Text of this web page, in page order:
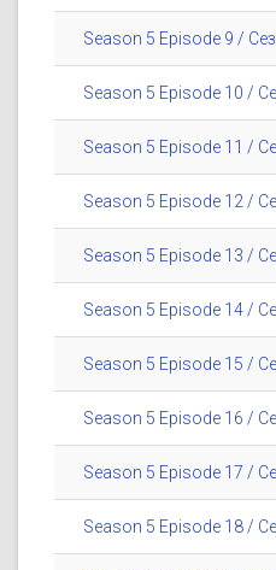
Season 5 Episode 9 /
Season 5 Episode 10 /
Season 5 Episode 11 /
Season 5 Episode 12 /
Season 5 Episode 13 /
Season 5 Episode 14 /
Season 5 Episode 15 /
Season 5 Episode 16 /
Season 5 Episode 17 /
Season 5 Episode 18 /